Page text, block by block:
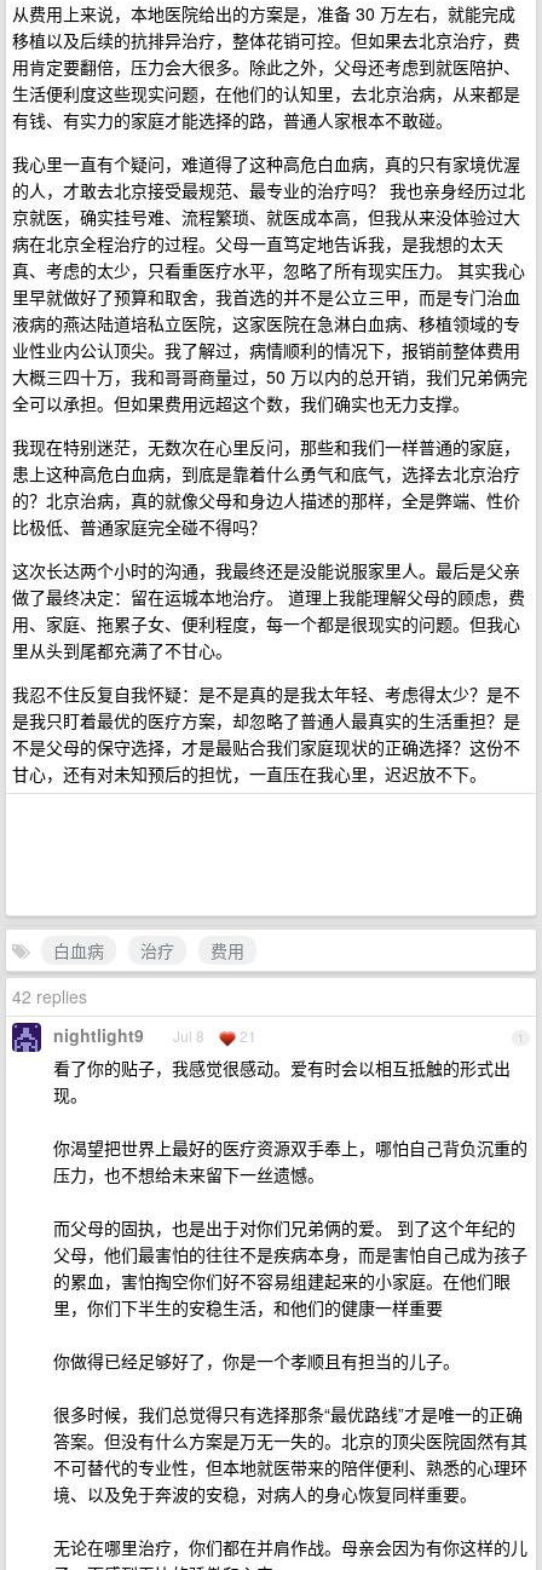
从费用上来说，本地医院给出的方案是，准备 30 万左右，就能完成
移植以及后续的抗排异治疗，整体花销可控。但如果去北京治疗，费
用肯定要翻倍，压力会大很多。除此之外，父母还考虑到就医陪护、
生活便利度这些现实问题，在他们的认知里，去北京治病，从来都是
有钱、有实力的家庭才能选择的路，普通人家根本不敢碰。
我心里一直有个疑问，难道得了这种高危白血病，真的只有家境优渥
的人，才敢去北京接受最规范、最专业的治疗吗？ 我也亲身经历过北
京就医，确实挂号难、流程繁琐、就医成本高，但我从来没体验过大
病在北京全程治疗的过程。父母一直笃定地告诉我，是我想的太天
真、考虑的太少，只看重医疗水平，忽略了所有现实压力。 其实我心
里早就做好了预算和取舍，我首选的并不是公立三甲，而是专门治血
液病的燕达陆道培私立医院，这家医院在急淋白血病、移植领域的专
业性业内公认顶尖。我了解过，病情顺利的情况下，报销前整体费用
大概三四十万，我和哥哥商量过，50 万以内的总开销，我们兄弟俩完
全可以承担。但如果费用远超这个数，我们确实也无力支撑。
我现在特别迷茫，无数次在心里反问，那些和我们一样普通的家庭，
患上这种高危白血病，到底是靠着什么勇气和底气，选择去北京治疗
的？北京治病，真的就像父母和身边人描述的那样，全是弊端、性价
比极低、普通家庭完全碰不得吗？
这次长达两个小时的沟通，我最终还是没能说服家里人。最后是父亲
做了最终决定：留在运城本地治疗。 道理上我能理解父母的顾虑，费
用、家庭、拖累子女、便利程度，每一个都是很现实的问题。但我心
里从头到尾都充满了不甘心。
我忍不住反复自我怀疑：是不是真的是我太年轻、考虑得太少？是不
是我只盯着最优的医疗方案，却忽略了普通人最真实的生活重担？是
不是父母的保守选择，才是最贴合我们家庭现状的正确选择？这份不
甘心，还有对未知预后的担忧，一直压在我心里，迟迟放不下。
白血病 治疗
费用
42 replies
1
nightlight9 Jul 8 21
看了你的贴子，我感觉很感动。爱有时会以相互抵触的形式出
现。
你渴望把世界上最好的医疗资源双手奉上，哪怕自己背负沉重的
压力，也不想给未来留下一丝遗憾。
而父母的固执，也是出于对你们兄弟俩的爱。 到了这个年纪的
父母，他们最害怕的往往不是疾病本身，而是害怕自己成为孩子
的累血，害怕掏空你们好不容易组建起来的小家庭。在他们眼
里，你们下半生的安稳生活，和他们的健康一样重要
你做得已经足够好了，你是一个孝顺且有担当的儿子。
很多时候，我们总觉得只有选择那条“最优路线”才是唯一的正确
答案。但没有什么方案是万无一失的。北京的顶尖医院固然有其
不可替代的专业性，但本地就医带来的陪伴便利、熟悉的心理环
境、以及免于奔波的安稳，对病人的身心恢复同样重要。
无论在哪里治疗，你们都在并肩作战。母亲会因为有你这样的儿